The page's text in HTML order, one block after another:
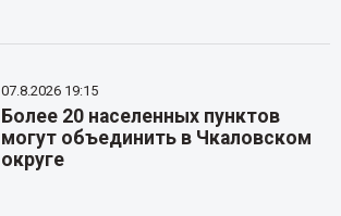
07.8.2026 19:15
Более 20 населенных пунктов
могут объединить в Чкаловском
округе